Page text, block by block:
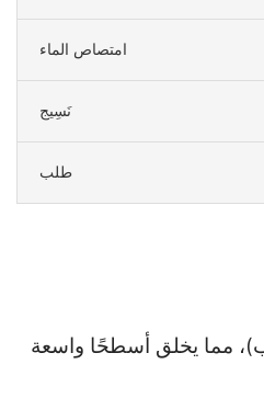
امتصاص الماء
نَسِيج
طلب
الرخام إلى الخشب)، مما يخلق أسطحًا واسعة